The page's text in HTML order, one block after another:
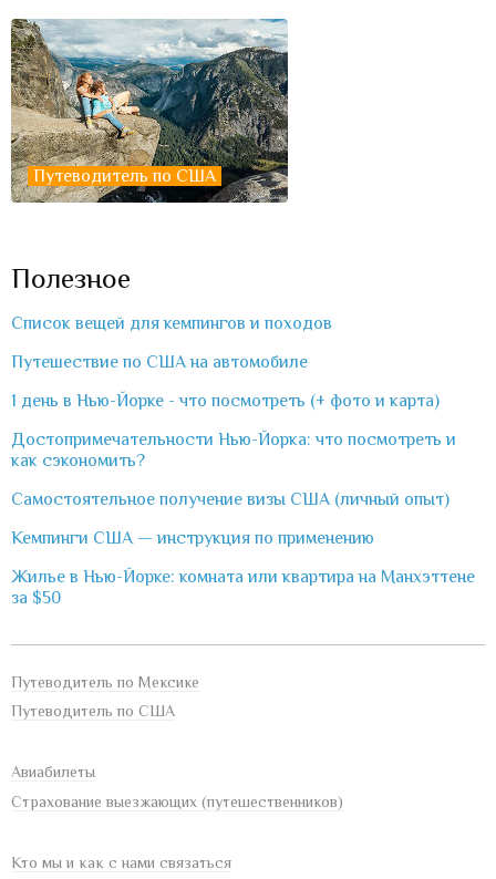
Путеводитель по США
Полезное
Список вещей для кемпингов и походов
Путешествие по США на автомобиле
1 день в Нью-Йорке - что посмотреть (+ фото и карта)
Достопримечательности Нью-Йорка: что посмотреть и
как сэкономить?
Самостоятельное получение визы США (личный опыт)
Кемпинги США — инструкция по применению
Жилье в Нью-Йорке: комната или квартира на Манхэттене
за $50
Путеводитель по Мексике
Путеводитель по США
Авиабилеты
Страхование выезжающих (путешественников)
Кто мы и как с нами связаться